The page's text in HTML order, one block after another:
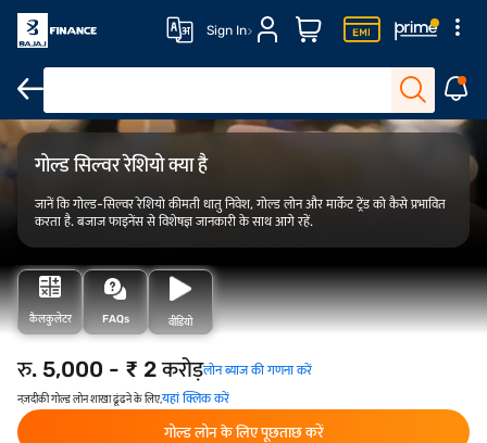
Sign In
ओवरव्यू
गोल्ड सिल्वर रेशियो क्या है
जानें कि गोल्ड-सिल्वर रेशियो कीमती धातु निवेश, गोल्ड लोन और मार्केट ट्रेंड को कैसे प्रभावित
करता है. बजाज फाइनेंस से विशेषज्ञ जानकारी के साथ आगे रहें.
कैलकुलेटर FAQs वीडियो
रु. 5,000 - ₹ 2 करोड़लोन ब्याज की गणना करें
नज़दीकी गोल्ड लोन शाखा ढूंढने के लिए,यहां क्लिक करें
गोल्ड लोन के लिए पूछताछ करें